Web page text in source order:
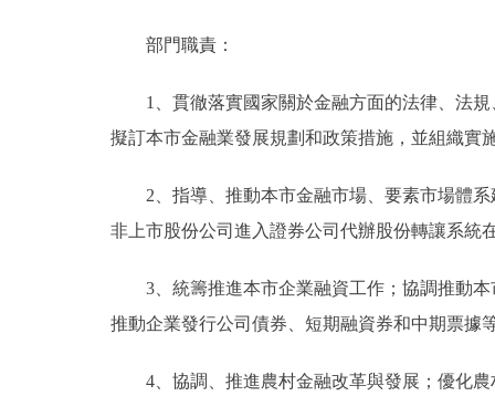
仲介服務
政民互動
參與調查
北京概況
部門職責：
1、貫徹落實國家關於金融方面的法律、法規
擬訂本市金融業發展規劃和政策措施，並組織實
2、指導、推動本市金融市場、要素市場體系
非上市股份公司進入證券公司代辦股份轉讓系統
3、統籌推進本市企業融資工作；協調推動本
推動企業發行公司債券、短期融資券和中期票據
4、協調、推進農村金融改革與發展；優化農